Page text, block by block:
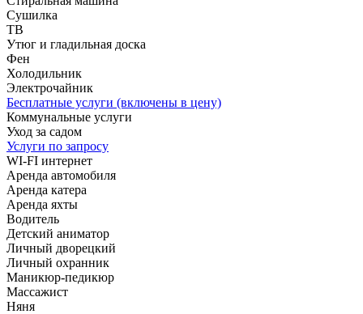
Сушилка
ТВ
Утюг и гладильная доска
Фен
Холодильник
Электрочайник
Бесплатные услуги (включены в цену)
Коммунальные услуги
Уход за садом
Услуги по запросу
WI-FI интернет
Аренда автомобиля
Аренда катера
Аренда яхты
Водитель
Детский аниматор
Личный дворецкий
Личный охранник
Маникюр-педикюр
Массажист
Няня